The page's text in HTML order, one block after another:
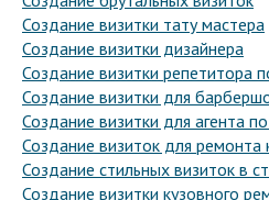
Создание визитки тату мастера
Создание визитки дизайнера
Создание визитки репетитора
Создание визитки для
Создание визитки для агента
Создание визиток для ремонта
Создание стильных визиток в
Создание визитки кузовного